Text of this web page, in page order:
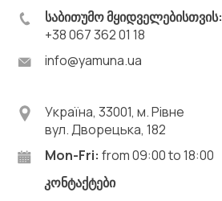
საბითუმო მყიდველებისთვის:
+38 067 362 01 18
info@yamuna.ua
Україна, 33001, м. Рівне
вул. Дворецька, 182
Mon-Fri: from 09:00 to 18:00
კონტაქტები